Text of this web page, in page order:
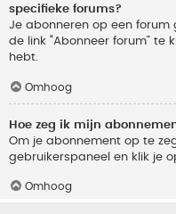
specifieke forums?
Je abonneren op een
de link “Abonneer forum” te
hebt.
Omhoog
Hoe zeg ik mijn
Om je abonnement op te
gebruikerspaneel en klik je
Omhoog